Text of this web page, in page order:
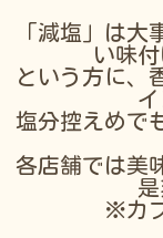
「減塩」は大
い味
という方に、
塩分控えめで
各店舗では美
※カ